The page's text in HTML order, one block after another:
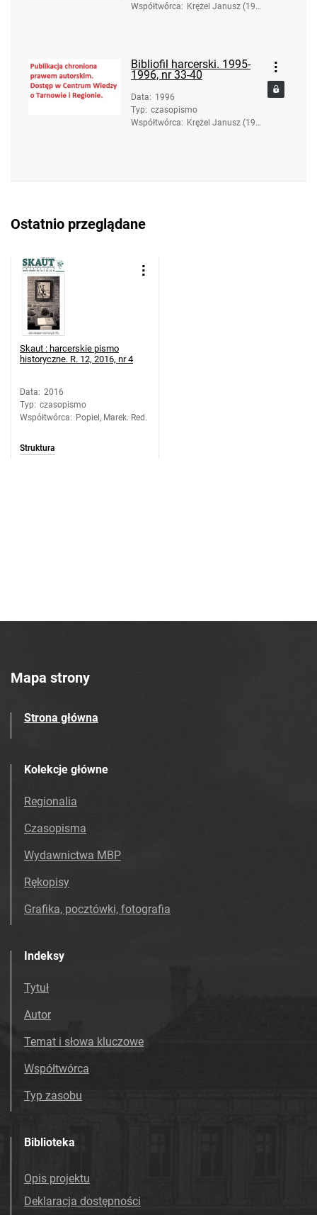
Współtwórca: Krężel Janusz (193
Bibliofil harcerski. 1995-
1996, nr 33-40
Data: 1996
Typ: czasopismo
Współtwórca: Krężel Janusz (193
Ostatnio przeglądane
Skaut : harcerskie pismo
historyczne. R. 12, 2016, nr 4
Data: 2016
Typ: czasopismo
Współtwórca: Popiel, Marek. Red.
Struktura
Mapa strony
Strona główna
Kolekcje główne
Regionalia
Czasopisma
Wydawnictwa MBP
Rękopisy
Grafika, pocztówki, fotografia
Indeksy
Tytuł
Autor
Temat i słowa kluczowe
Współtwórca
Typ zasobu
Biblioteka
Opis projektu
Deklaracja dostępności